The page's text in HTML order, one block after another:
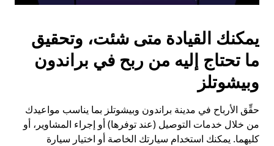
يمكنك القيادة متى شئت، وتحقيق
ما تحتاج إليه من ربح في براندون
وبيشوتلز
حقِّق الأرباح في مدينة براندون وبيشوتلز بما يناسب مواعيدك
من خلال خدمات التوصيل (عند توفرها) أو إجراء المشاوير، أو
كليهما. يمكنك استخدام سيارتك الخاصة أو اختيار سيارة